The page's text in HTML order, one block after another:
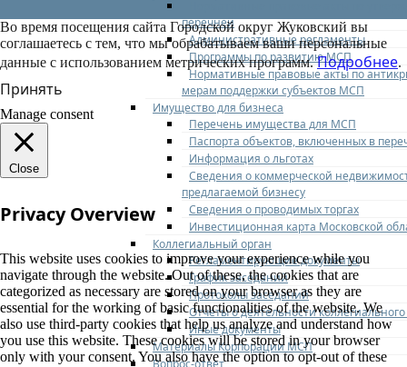
перечней
Административные регламенты
Программы по развитию МСП
Нормативные правовые акты по
мерам поддержки субъектов МСП
Имущество для бизнеса
Перечень имущества для МСП
Паспорта объектов, включенных в
Информация о льготах
Сведения о коммерческой
предлагаемой бизнесу
Сведения о проводимых торгах
Инвестиционная карта Московской
Коллегиальный орган
Регламентирующие документы
График заседаний
Протоколы заседаний
Отчеты о деятельности
Иные документы
Материалы Корпорации МСП
Вопрос-ответ
Во время посещения сайта Городской округ Жуковский вы
соглашаетесь с тем, что мы обрабатываем ваши персональные
данные с использованием метрических программ.Подробнее.
Принять
Manage consent
Close
Privacy Overview
This website uses cookies to improve your experience while you
navigate through the website. Out of these, the cookies that are
categorized as necessary are stored on your browser as they are
essential for the working of basic functionalities of the website. We
also use third-party cookies that help us analyze and understand how
you use this website. These cookies will be stored in your browser
only with your consent. You also have the option to opt-out of these